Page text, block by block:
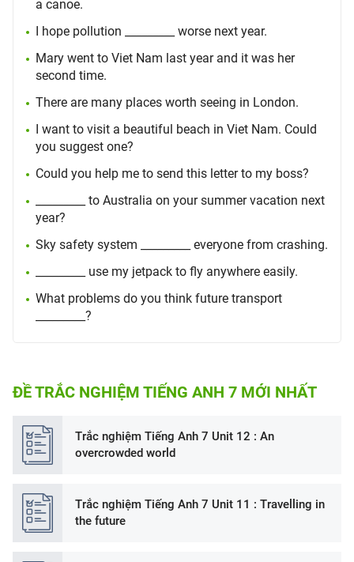
a canoe.
I hope pollution _________ worse next year.
Mary went to Viet Nam last year and it was her
second time.
There are many places worth seeing in London.
I want to visit a beautiful beach in Viet Nam. Could
you suggest one?
Could you help me to send this letter to my boss?
_________ to Australia on your summer vacation next
year?
Sky safety system _________ everyone from crashing.
_________ use my jetpack to fly anywhere easily.
What problems do you think future transport
_________?
ĐỀ TRẮC NGHIỆM TIẾNG ANH 7 MỚI NHẤT
Trắc nghiệm Tiếng Anh 7 Unit 12 : An
overcrowded world
Trắc nghiệm Tiếng Anh 7 Unit 11 : Travelling in
the future